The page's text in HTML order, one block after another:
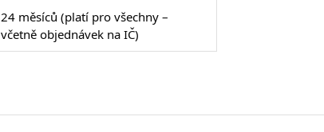
24 měsíců (platí pro všechny –
včetně objednávek na IČ)